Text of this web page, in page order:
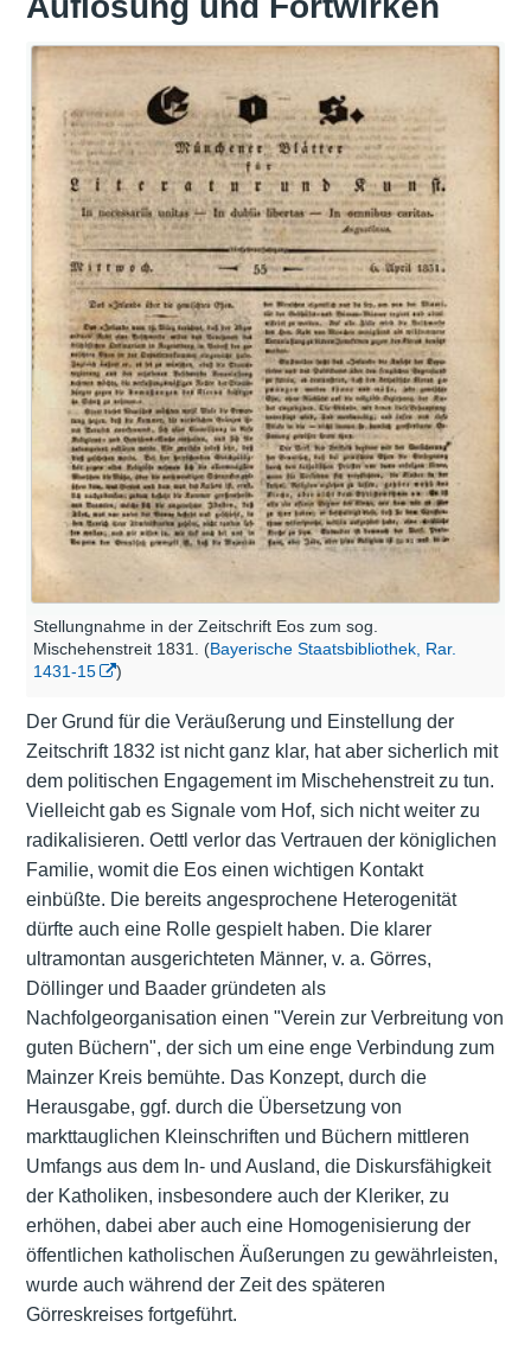
Stellungnahme in der Zeitschrift Eos zum sog.
Mischehenstreit 1831. (Bayerische Staatsbibliothek, Rar.
1431-15
)
Der Grund für die Veräußerung und Einstellung der
Zeitschrift 1832 ist nicht ganz klar, hat aber sicherlich mit
dem politischen Engagement im Mischehenstreit zu tun.
Vielleicht gab es Signale vom Hof, sich nicht weiter zu
radikalisieren. Oettl verlor das Vertrauen der königlichen
Familie, womit die Eos einen wichtigen Kontakt
einbüßte. Die bereits angesprochene Heterogenität
dürfte auch eine Rolle gespielt haben. Die klarer
ultramontan ausgerichteten Männer, v. a. Görres,
Döllinger und Baader gründeten als
Nachfolgeorganisation einen "Verein zur Verbreitung von
guten Büchern", der sich um eine enge Verbindung zum
Mainzer Kreis bemühte. Das Konzept, durch die
Herausgabe, ggf. durch die Übersetzung von
markttauglichen Kleinschriften und Büchern mittleren
Umfangs aus dem In- und Ausland, die Diskursfähigkeit
der Katholiken, insbesondere auch der Kleriker, zu
erhöhen, dabei aber auch eine Homogenisierung der
öffentlichen katholischen Äußerungen zu gewährleisten,
wurde auch während der Zeit des späteren
Görreskreises fortgeführt.